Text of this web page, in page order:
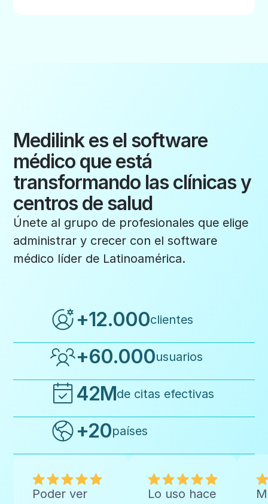
Medilink es el software
médico que está
transformando las clínicas y
centros de salud
Únete al grupo de profesionales que elige
administrar y crecer con el software
médico líder de Latinoamérica.
+12.000clientes
+60.000usuarios
42Mde citas efectivas
+20países
Poder ver
Lo uso hace